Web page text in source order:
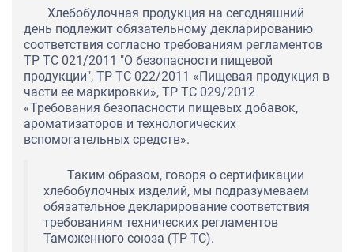
Хлебобулочная продукция на сегодняшний
день подлежит обязательному декларированию
соответствия согласно требованиям регламентов
ТР ТС 021/2011 "О безопасности пищевой
продукции", ТР ТС 022/2011 «Пищевая продукция в
части ее маркировки», ТР ТС 029/2012
«Требования безопасности пищевых добавок,
ароматизаторов и технологических
вспомогательных средств».
Таким образом, говоря о сертификации
хлебобулочных изделий, мы подразумеваем
обязательное декларирование соответствия
требованиям технических регламентов
Таможенного союза (ТР ТС).